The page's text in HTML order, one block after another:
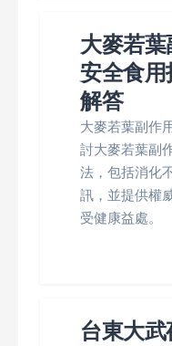
大麥若葉
安全食用
解答
大麥若葉副作
討大麥若葉副
法，包括消化
訊，並提供權
受健康益處。
台東大